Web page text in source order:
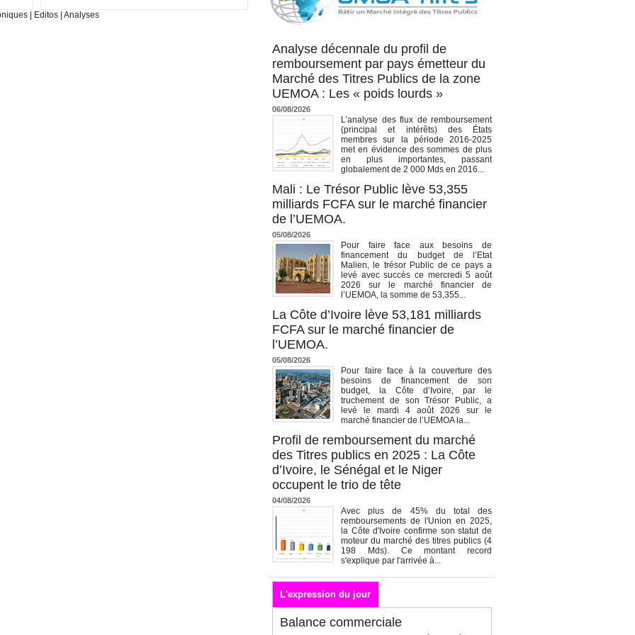
Editos Analyses
Analyse décennale du profil de
remboursement par pays émetteur du
Marché des Titres Publics de la zone
UEMOA : Les « poids lourds »
06/08/2026
L’analyse des flux de remboursement
(principal et intérêts) des États
membres sur la période 2016-2025
met en évidence des sommes de plus
en plus importantes, passant
globalement de 2 000 Mds en 2016...
Mali : Le Trésor Public lève 53,355
milliards FCFA sur le marché financier
de l’UEMOA.
05/08/2026
Pour faire face aux besoins de
financement du budget de l’Etat
Malien, le trésor Public de ce pays a
levé avec succès ce mercredi 5 août
2026 sur le marché financier de
l’UEMOA, la somme de 53,355...
La Côte d’Ivoire lève 53,181 milliards
FCFA sur le marché financier de
l’UEMOA.
05/08/2026
Pour faire face à la couverture des
besoins de financement de son
budget, la Côte d’Ivoire, par le
truchement de son Trésor Public, a
levé le mardi 4 août 2026 sur le
marché financier de l’UEMOA la...
Profil de remboursement du marché
des Titres publics en 2025 : La Côte
d’Ivoire, le Sénégal et le Niger
occupent le trio de tête
04/08/2026
Avec plus de 45% du total des
remboursements de l'Union en 2025,
la Côte d'Ivoire confirme son statut de
moteur du marché des titres publics (4
198 Mds). Ce montant record
s'explique par l'arrivée à...
L'expression du jour
Balance commerciale